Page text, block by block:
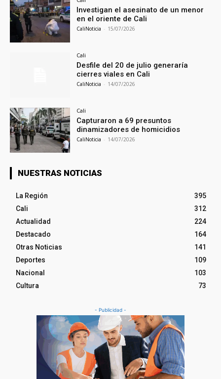
Investigan el asesinato de un menor
en el oriente de Cali
CaliNoticia - 15/07/2026
Cali
Desfile del 20 de julio generaría
cierres viales en Cali
CaliNoticia - 14/07/2026
Cali
Capturaron a 69 presuntos
dinamizadores de homicidios
CaliNoticia - 14/07/2026
NUESTRAS NOTICIAS
La Región
395
Cali
312
Actualidad
224
Destacado
164
Otras Noticias
141
Deportes
109
Nacional
103
Cultura
73
- Publicidad -